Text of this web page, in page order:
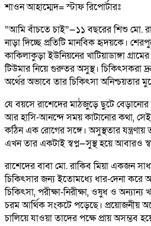
শাওন আহাম্মেদ= স্টাফ রিপোর্টারঃ
“আমি বাঁচতে চাই”—১১ বছরের শিশু মো.
নাড়া দিচ্ছে প্রতিটি মানবিক হৃদয়কে।
কাকিলাকুড়া ইউনিয়নের খাটিয়াডাঙ্গা
টিউমার নিয়ে গুরুতর অসুস্থ। চিকিৎসকরা
অর্থের অভাবে তার চিকিৎসা অনিশ্চয়তার
যে বয়সে রাশেদের মাঠজুড়ে ছুটে বেড়ানোর
আর হাসি-আনন্দে সময় কাটানোর কথা,
কঠিন এক রোগের সঙ্গে। অসুস্থতার যন্ত্রণায়
এখন তার একটাই স্বপ্ন—সুস্থ হয়ে আবারও
রাশেদের বাবা মো. রাকিব মিয়া একজন
চিকিৎসার জন্য ইতোমধ্যে ধার-দেনা করে
চিকিৎসা, পরীক্ষা-নিরীক্ষা, ওষুধ ও
চরম আর্থিক সংকটে পড়েছে। প্রয়োজনীয়
চালিয়ে যাওয়া তাদের পক্ষে প্রায় অসম্ভব